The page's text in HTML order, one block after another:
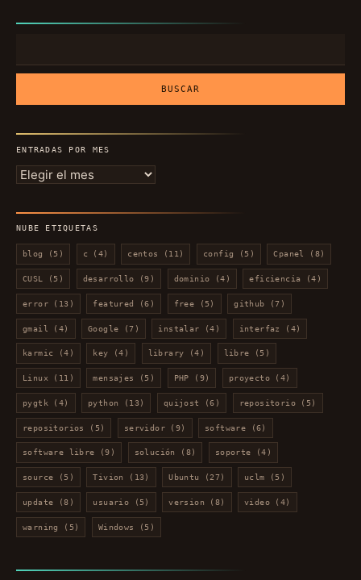
ENTRADAS POR MES
Entradas
NUBE ETIQUETAS
blog (5) c (4) centos (11) config (5) Cpanel (8)
CUSL (5) desarrollo (9) dominio (4) eficiencia (4)
error(13) featured (6) free (5) github (7)
gmail (4) Google (7) instalar (4) interfaz (4)
karmic (4) key (4) library (4) libre (5)
Linux (11) mensajes (5) PHP (9) proyecto (4)
pygtk (4) python (13) quijost (6) repositorio (5)
repositorios (5) servidor(9) software (6)
software libre (9) solución (8) soporte (4)
source (5) Tivion (13) Ubuntu (27) uclm (5)
update (8) usuario (5) version (8) video (4)
warning (5) Windows (5)